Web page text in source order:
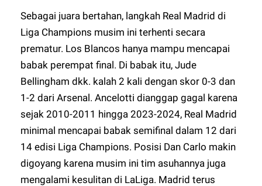
Sebagai juara bertahan, langkah Real Madrid di
Liga Champions musim ini terhenti secara
prematur. Los Blancos hanya mampu mencapai
babak perempat final. Di babak itu, Jude
Bellingham dkk. kalah 2 kali dengan skor 0-3 dan
1-2 dari Arsenal. Ancelotti dianggap gagal karena
sejak 2010-2011 hingga 2023-2024, Real Madrid
minimal mencapai babak semifinal dalam 12 dari
14 edisi Liga Champions. Posisi Dan Carlo makin
digoyang karena musim ini tim asuhannya juga
mengalami kesulitan di LaLiga. Madrid terus